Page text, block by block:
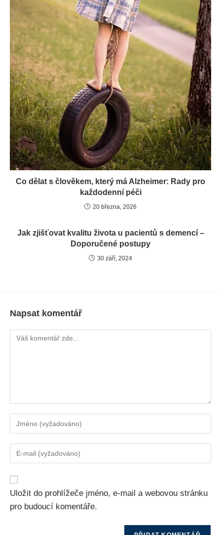
Co dělat s člověkem, který má Alzheimer: Rady pro
každodenní péči
20 března, 2026
Jak zjišťovat kvalitu života u pacientů s demencí –
Doporučené postupy
30 září, 2024
Napsat komentář
Uložit do prohlížeče jméno, e-mail a webovou stránku
pro budoucí komentáře.